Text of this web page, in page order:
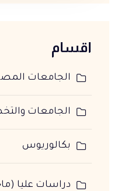
اقسام
الجامعات
الجامعات
بكالوريوس
دراسات عليا